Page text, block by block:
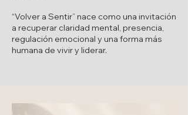
“Volver a Sentir” nace como una invitación
a recuperar claridad mental, presencia,
regulación emocional y una forma más
humana de vivir y liderar.